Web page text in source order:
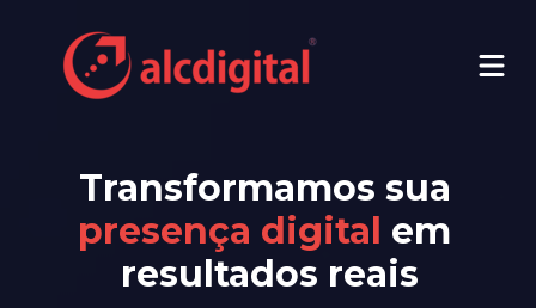
presença digital em
resultados reais